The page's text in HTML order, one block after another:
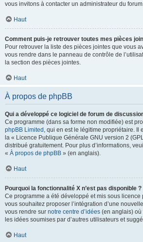
vous invitons à contacter un administrateur du
Haut
Comment puis-je retrouver toutes mes pièces
Pour retrouver la liste des pièces jointes que vous
vous rendre dans le panneau de contrôle de
la section des pièces jointes.
Haut
À propos de phpBB
Qui a développé ce logiciel de forum de
Ce programme (dans sa forme non modifiée) est
phpBB Limited , qui en est le légitime propriétaire. Il
la « Licence Publique Générale GNU version 2
distribué gratuitement. Pour plus d’informations,
« À propos de phpBB » (en anglais).
Haut
Pourquoi la fonctionnalité X n’est pas disponible ?
Ce programme a été développé et mis sous licence
vous souhaitez proposer l’intégration d’une
vous rendre sur notre centre d’idées (en anglais) où
les idées soumises par d’autres utilisateurs et
Haut